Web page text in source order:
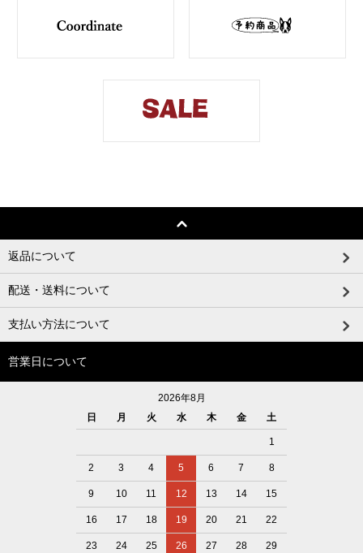
返品について
配送・送料について
支払い方法について
営業日について
2026年8月
日
月 火 水 木 金 土
1
2 3 4 5 6 7 8
9 10 11 12 13 14 15
16 17 18 19 20 21 22
23 24 25 26 27 28 29